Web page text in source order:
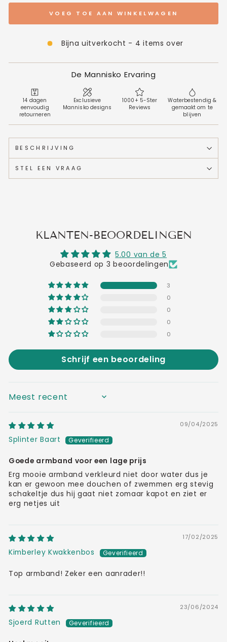
VOEG TOE AAN WINKELWAGEN
Bijna uitverkocht - 4 items over
De Mannisko Ervaring
14 dagen
eenvoudig
retourneren
Exclusieve
Mannisko designs
1000+ 5-Ster
Reviews
Waterbestendig &
gemaakt om te
blijven
BESCHRIJVING
STEL EEN VRAAG
KLANTEN-BEOORDELINGEN
5.00 van de 5
Gebaseerd op 3 beoordelingen
3
0
0
0
0
Schrijf een beoordeling
SORT BY
09/04/2025
Splinter Baart
Goede armband voor een lage prijs
Erg mooie armband verkleurd niet door water dus je
kan er gewoon mee douchen of zwemmen erg stevig
schakeltje dus hij gaat niet zomaar kapot en ziet er
erg netjes uit
17/02/2025
Kimberley Kwakkenbos
Top armband! Zeker een aanrader!!
23/06/2024
Sjoerd Rutten